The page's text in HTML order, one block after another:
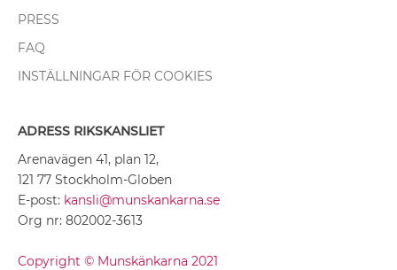
PRESS
FAQ
INSTÄLLNINGAR FÖR COOKIES
ADRESS RIKSKANSLIET
Arenavägen 41, plan 12,
121 77 Stockholm-Globen
E-post: kansli@munskankarna.se
Org nr: 802002-3613
Copyright © Munskänkarna 2021